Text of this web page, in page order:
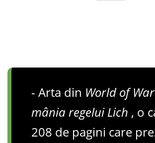
- Arta din World of
mânia regelui Lich , o
208 de pagini care